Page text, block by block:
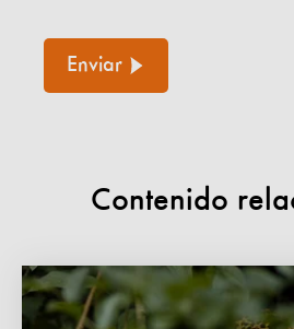
Enviar
Contenido